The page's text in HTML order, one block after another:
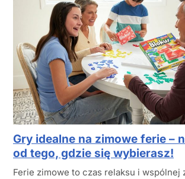
Gry idealne na zimowe ferie –
od tego, gdzie się wybierasz!
Ferie zimowe to czas relaksu i wspólnej